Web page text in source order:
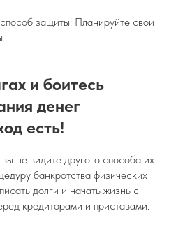
защиты. Планируйте свои
и боитесь
денег
есть!
не видите другого способа их
банкротства физических
долги и начать жизнь с
кредиторами и приставами.